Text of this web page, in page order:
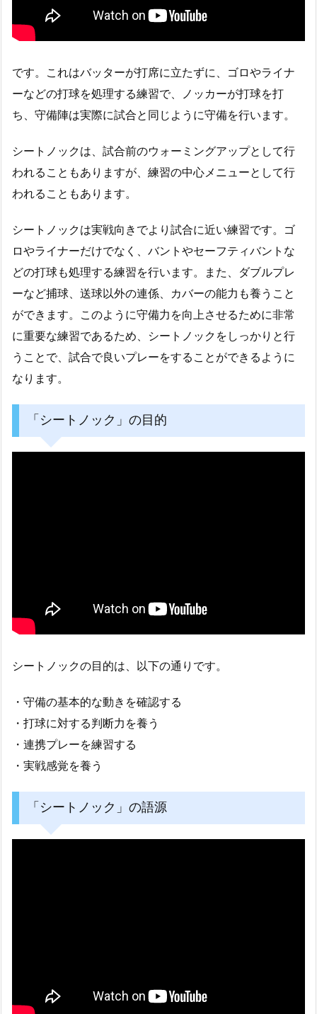
です。これはバッターが打席に立たずに、ゴロやライナ
ーなどの打球を処理する練習で、ノッカーが打球を打
ち、守備陣は実際に試合と同じように守備を行います。
シートノックは、試合前のウォーミングアップとして行
われることもありますが、練習の中心メニューとして行
われることもあります。
シートノックは実戦向きでより試合に近い練習です。ゴ
ロやライナーだけでなく、バントやセーフティバントな
どの打球も処理する練習を行います。また、ダブルプレ
ーなど捕球、送球以外の連係、カバーの能力も養うこと
ができます。このように守備力を向上させるために非常
に重要な練習であるため、シートノックをしっかりと行
うことで、試合で良いプレーをすることができるように
なります。
「シートノック」の目的
シートノックの目的は、以下の通りです。
・守備の基本的な動きを確認する
・打球に対する判断力を養う
・連携プレーを練習する
・実戦感覚を養う
「シートノック」の語源